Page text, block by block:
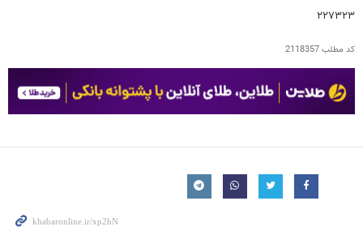
۲۲۷۳۲۳
کد مطلب2118357